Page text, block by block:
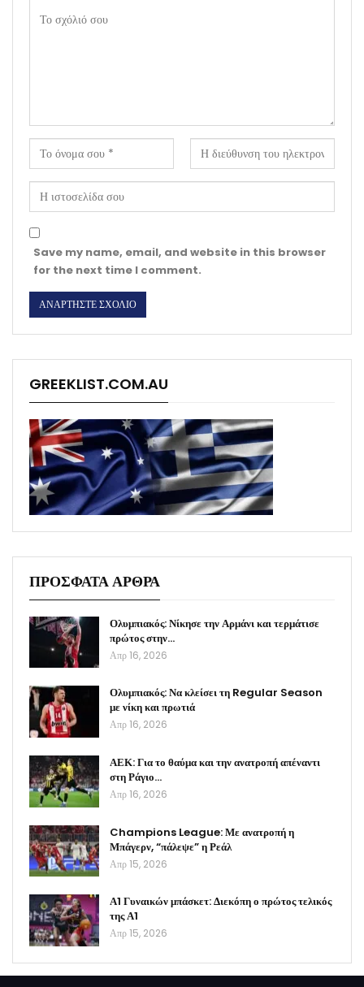
Save my name, email, and website in this browser
for the next time I comment.
GREEKLIST.COM.AU
ΠΡΟΣΦΑΤΑ ΑΡΘΡΑ
Ολυμπιακός: Νίκησε την Αρμάνι και τερμάτισε
πρώτος στην…
Απρ 16, 2026
Ολυμπιακός: Να κλείσει τη Regular Season
με νίκη και πρωτιά
Απρ 16, 2026
ΑΕΚ: Για το θαύμα και την ανατροπή απέναντι
στη Ράγιο…
Απρ 16, 2026
Champions League: Με ανατροπή η
Μπάγερν, “πάλεψε” η Ρεάλ
Απρ 15, 2026
Α1 Γυναικών μπάσκετ: Διεκόπη ο πρώτος τελικός
της Α1
Απρ 15, 2026